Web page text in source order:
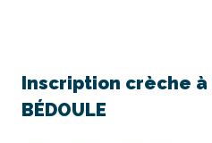
Inscription crèche à
BÉDOULE